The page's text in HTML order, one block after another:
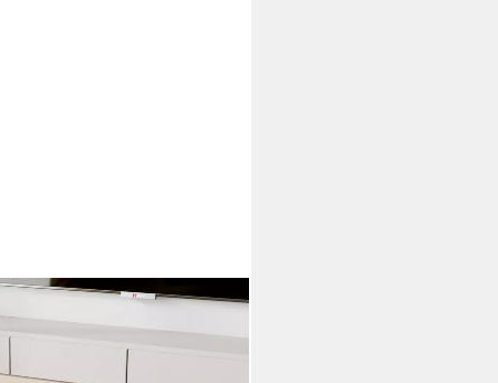
St), Beistelltisch Scandi
97x67x32cm